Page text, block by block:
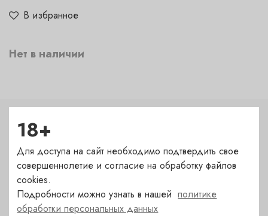
В избранное
Нет в наличии
Характеристики
Страна
Франция
Регион
18+
Для доступа на сайт необходимо подтвердить свое
совершеннолетие и согласие на обработку файлов
cookies.
Подробности можно узнать в нашейполитике
обработки персональных данных